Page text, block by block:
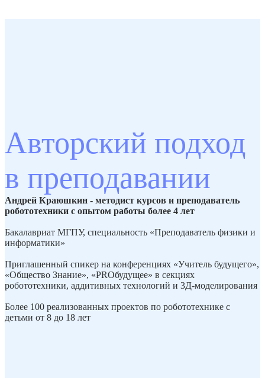
Авторский подход
в преподавании
Андрей Краюшкин - методист курсов и преподаватель
робототехники с опытом работы более 4 лет
Бакалавриат МГПУ, специальность «Преподаватель физики и
информатики»
Приглашенный спикер на конференциях «Учитель будущего»,
«Общество Знание», «PROбудущее» в секциях
робототехники, аддитивных технологий и 3Д-моделирования
Более 100 реализованных проектов по робототехнике с
детьми от 8 до 18 лет